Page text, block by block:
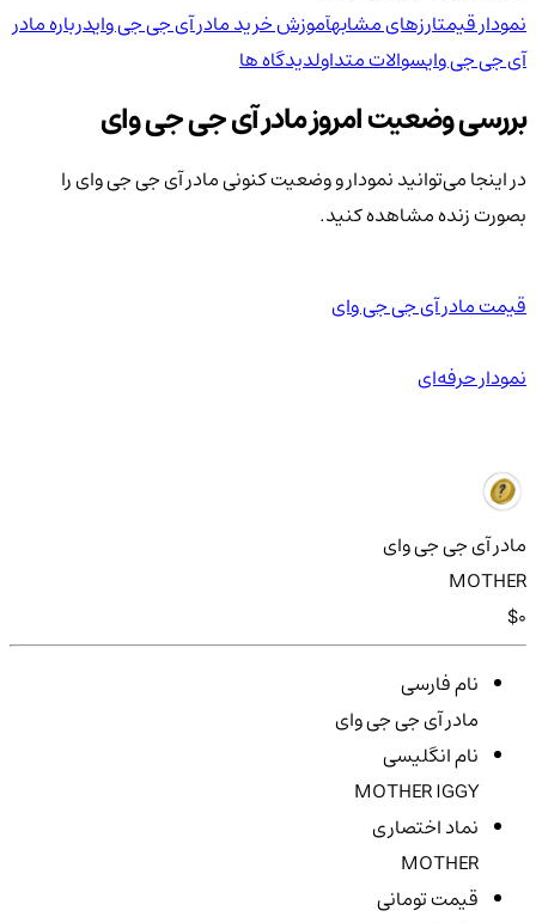
نمودار قیمتارزهای مشابهآموزش خرید مادر آی جی جی وایدرباره مادر
آی جی جی وایسوالات متداولدیدگاه ها
بررسی وضعیت امروز مادر آی جی جی وای
در اینجا می‌توانید نمودار و وضعیت کنونی مادر آی جی جی وای را
بصورت زنده مشاهده کنید.
قیمت مادر آی جی جی وای
نمودار حرفه‌ای
مادر آی جی جی وای
MOTHER
$0
نام فارسی
مادر آی جی جی وای
نام انگلیسی
MOTHER IGGY
نماد اختصاری
MOTHER
قیمت تومانی